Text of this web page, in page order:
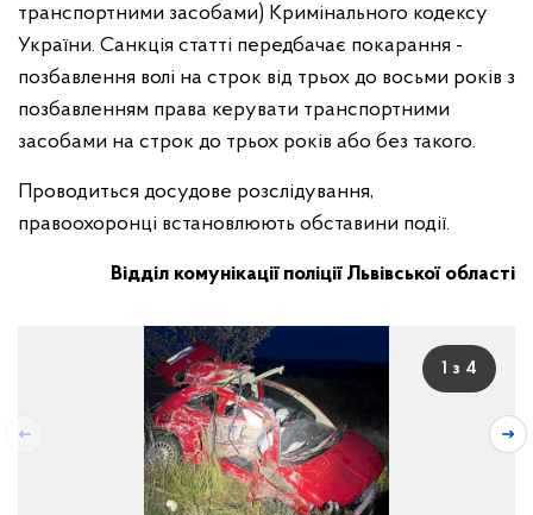
транспортними засобами) Кримінального кодексу
України. Санкція статті передбачає покарання -
позбавлення волі на строк від трьох до восьми років з
позбавленням права керувати транспортними
засобами на строк до трьох років або без такого.
Проводиться досудове розслідування,
правоохоронці встановлюють обставини події.
Відділ комунікації поліції Львівської області
1 з 4